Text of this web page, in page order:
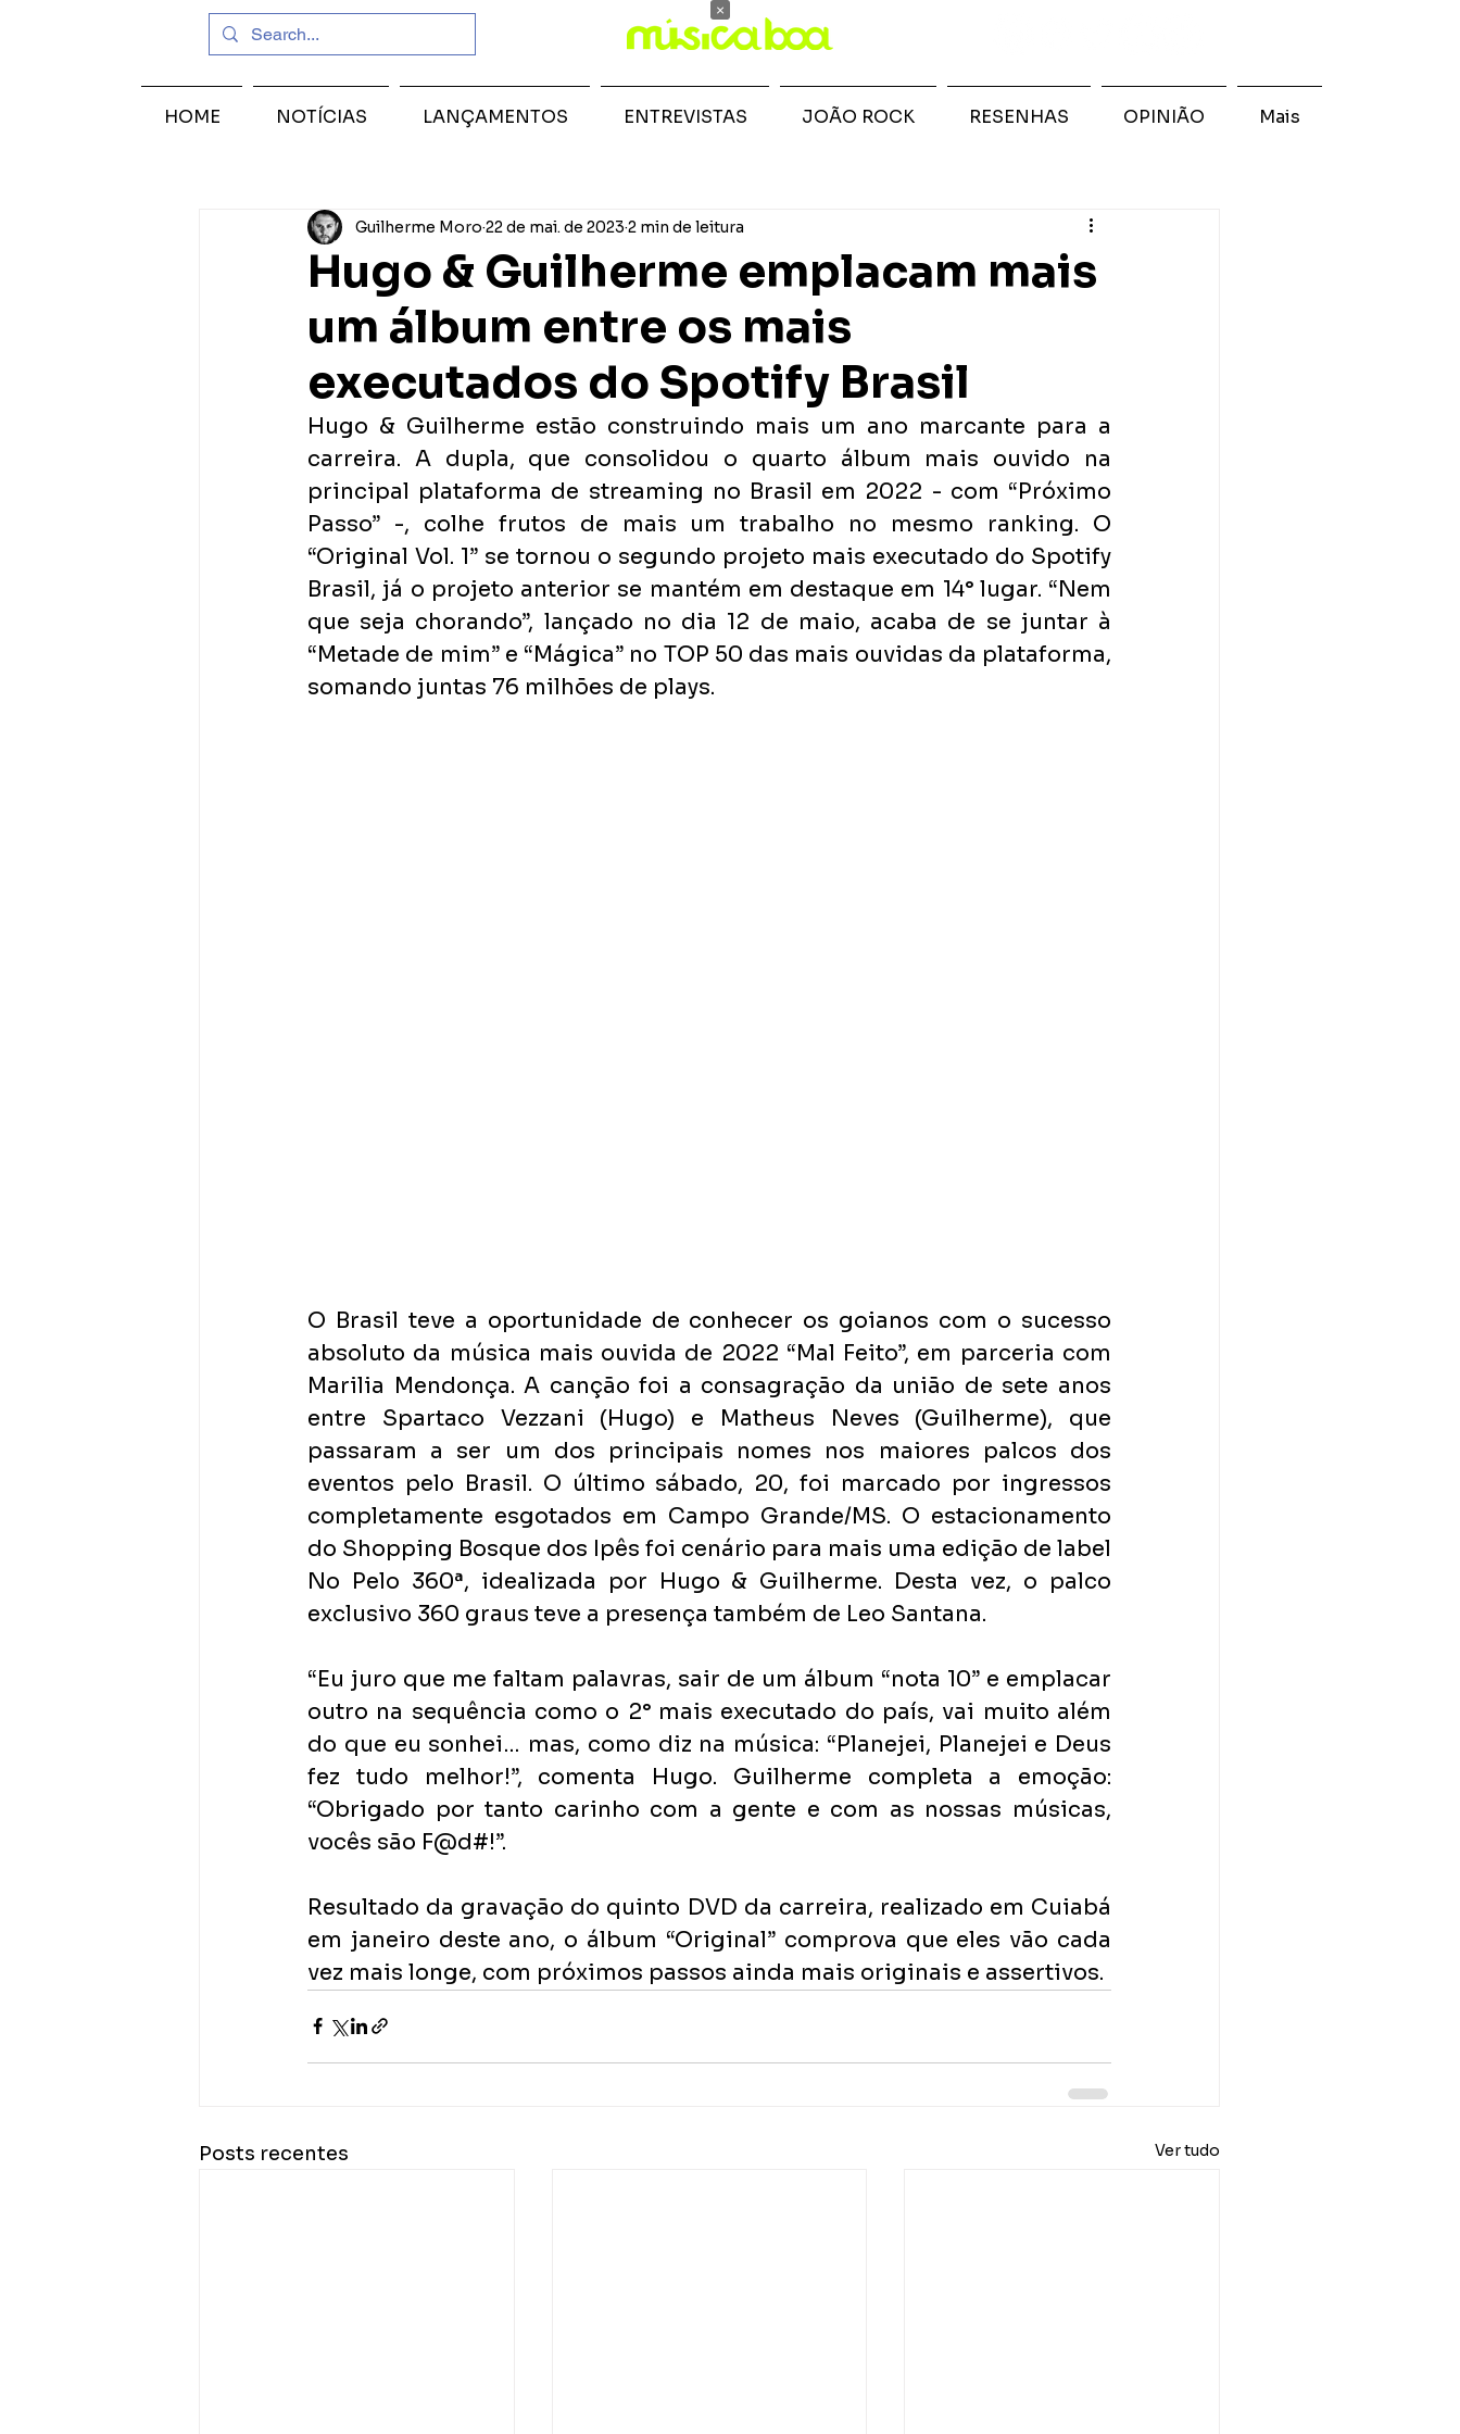
Hugo & Guilherme emplacam mais
um álbum entre os mais
executados do Spotify Brasil
Guilherme Moro 22 de mai. de 2023 2 min de leitura
Hugo & Guilherme estão construindo mais um ano marcante para a
carreira. A dupla, que consolidou o quarto álbum mais ouvido na
principal plataforma de streaming no Brasil em 2022 - com “Próximo
Passo” -, colhe frutos de mais um trabalho no mesmo ranking. O
“Original Vol. 1” se tornou o segundo projeto mais executado do Spotify
Brasil, já o projeto anterior se mantém em destaque em 14° lugar. “Nem
que seja chorando”, lançado no dia 12 de maio, acaba de se juntar à
“Metade de mim” e “Mágica” no TOP 50 das mais ouvidas da plataforma,
somando juntas 76 milhões de plays.
O Brasil teve a oportunidade de conhecer os goianos com o sucesso
absoluto da música mais ouvida de 2022 “Mal Feito”, em parceria com
Marilia Mendonça. A canção foi a consagração da união de sete anos
entre Spartaco Vezzani (Hugo) e Matheus Neves (Guilherme), que
passaram a ser um dos principais nomes nos maiores palcos dos
eventos pelo Brasil. O último sábado, 20, foi marcado por ingressos
completamente esgotados em Campo Grande/MS. O estacionamento
do Shopping Bosque dos Ipês foi cenário para mais uma edição de label
No Pelo 360ª, idealizada por Hugo & Guilherme. Desta vez, o palco
exclusivo 360 graus teve a presença também de Leo Santana.
“Eu juro que me faltam palavras, sair de um álbum “nota 10” e emplacar
outro na sequência como o 2° mais executado do país, vai muito além
do que eu sonhei… mas, como diz na música: “Planejei, Planejei e Deus
fez tudo melhor!”, comenta Hugo. Guilherme completa a emoção:
“Obrigado por tanto carinho com a gente e com as nossas músicas,
vocês são F@d#!”.
Resultado da gravação do quinto DVD da carreira, realizado em Cuiabá
em janeiro deste ano, o álbum “Original” comprova que eles vão cada
vez mais longe, com próximos passos ainda mais originais e assertivos.
Posts recentes Ver tudo
HOME NOTÍCIAS LANÇAMENTOS ENTREVISTAS JOÃO ROCK RESENHAS OPINIÃO Mais
×